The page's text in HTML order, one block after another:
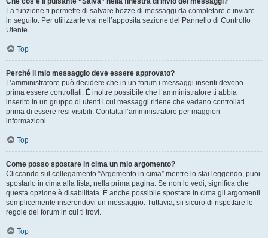
La funzione ti permette di salvare bozze di messaggi da completare e inviare
in seguito. Per utilizzarle vai nell’apposita sezione del Pannello di Controllo
Utente.
Top
Perché il mio messaggio deve essere approvato?
L’amministratore può decidere che in un forum i messaggi inseriti devono
prima essere controllati. È inoltre possibile che l’amministratore ti abbia
inserito in un gruppo di utenti i cui messaggi ritiene che vadano controllati
prima di essere resi visibili. Contatta l’amministratore per maggiori
informazioni.
Top
Come posso spostare in cima un mio argomento?
Cliccando sul collegamento “Argomento in cima” mentre lo stai leggendo, puoi
spostarlo in cima alla lista, nella prima pagina. Se non lo vedi, significa che
questa opzione è disabilitata. È anche possibile spostare in cima gli argomenti
semplicemente inserendovi un messaggio. Tuttavia, sii sicuro di rispettare le
regole del forum in cui ti trovi.
Top